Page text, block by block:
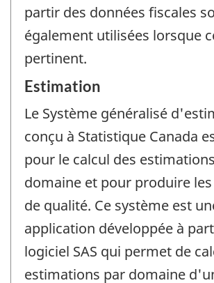
partir des données fiscales
également utilisées lorsque
pertinent.
Estimation
Le Système généralisé
conçu à Statistique Canada
pour le calcul des
domaine et pour produire
de qualité. Ce système est
application développée à
logiciel SAS qui permet de
estimations par domaine